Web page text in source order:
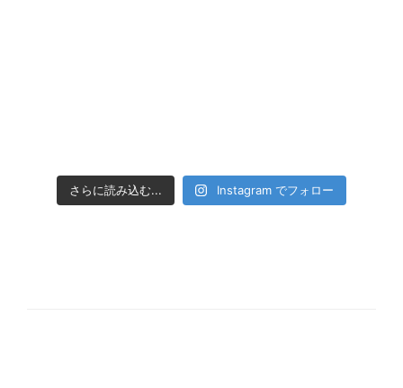
さらに読み込む... Instagram でフォロー